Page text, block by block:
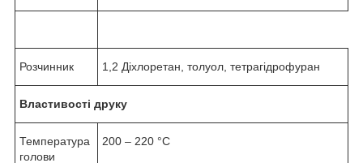
Розчинник 1,2 Діхлоретан, толуол, тетрагідрофуран
Властивості друку
Температура
голови
200 – 220 °С